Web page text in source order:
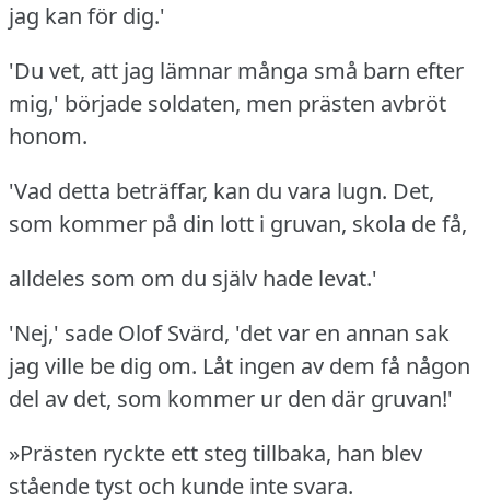
jag kan för dig.'
'Du vet, att jag lämnar många små barn efter
mig,' började soldaten, men prästen avbröt
honom.
'Vad detta beträffar, kan du vara lugn. Det,
som kommer på din lott i gruvan, skola de få,
alldeles som om du själv hade levat.'
'Nej,' sade Olof Svärd, 'det var en annan sak
jag ville be dig om. Låt ingen av dem få någon
del av det, som kommer ur den där gruvan!'
»Prästen ryckte ett steg tillbaka, han blev
stående tyst och kunde inte svara.